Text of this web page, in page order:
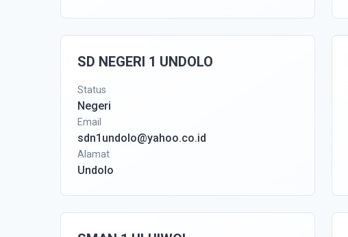
SD NEGERI 1 UNDOLO
Status
Negeri
Email
sdn1undolo@yahoo.co.id
Alamat
Undolo